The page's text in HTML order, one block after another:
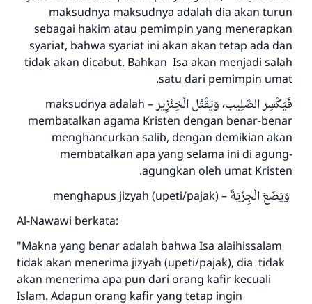
maksudnya maksudnya adalah dia akan turun
sebagai hakim atau pemimpin yang menerapkan
syariat, bahwa syariat ini akan akan tetap ada dan
tidak akan dicabut. Bahkan Isa akan menjadi salah
satu dari pemimpin umat.
فَيَكْسِر الصَّلِيب، وَيَقْتُل الْخِنْزِير
– maksudnya adalah
membatalkan agama Kristen dengan benar-benar
menghancurkan salib, dengan demikian akan
membatalkan apa yang selama ini di agung-
agungkan oleh umat Kristen.
وَيَضَعَ الْجِزْيَةَ – menghapus jizyah (upeti/pajak)
Al-Nawawi berkata:
"Makna yang benar adalah bahwa Isa alaihissalam
tidak akan menerima jizyah (upeti/pajak), dia tidak
akan menerima apa pun dari orang kafir kecuali
Islam. Adapun orang kafir yang tetap ingin